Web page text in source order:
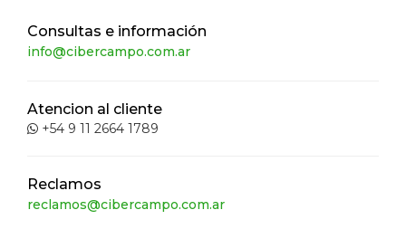
Consultas e información
info@cibercampo.com.ar
Atencion al cliente
+54 9 11 2664 1789
Reclamos
reclamos@cibercampo.com.ar